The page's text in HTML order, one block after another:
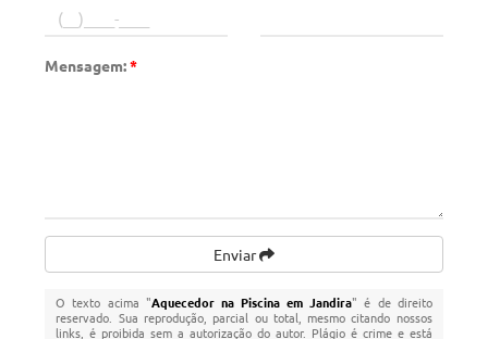
Mensagem:*
Enviar
O texto acima "Aquecedor na Piscina em Jandira" é de direito
reservado. Sua reprodução, parcial ou total, mesmo citando nossos
links, é proibida sem a autorização do autor. Plágio é crime e está